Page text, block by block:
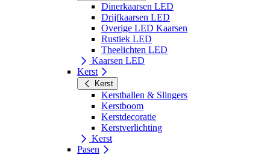
Dinerkaarsen LED
Drijfkaarsen LED
Overige LED Kaarsen
Rustiek LED
Theelichten LED
Kaarsen LED
Kerst
Kerst
Kerstballen & Slingers
Kerstboom
Kerstdecoratie
Kerstverlichting
Kerst
Pasen